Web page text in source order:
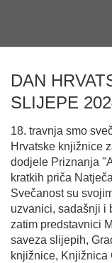
DAN
SLIJEPE
18. travnja smo
Hrvatske knjižnice
dodjele Priznanja
kratkih priča
Svečanost su
uzvanici, sadašnji i
zatim predstavnici
saveza slijepih,
knjižnice, Knjižnica